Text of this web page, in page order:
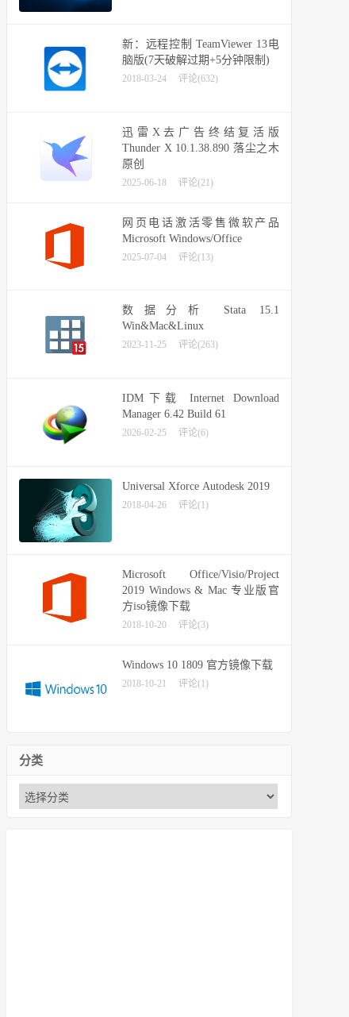
新：远程控制 TeamViewer 13电
脑版(7天破解过期+5分钟限制)
2018-03-24 评论(632)
迅雷X去广告终结复活版
Thunder X 10.1.38.890 落尘之木
原创
2025-06-18 评论(21)
网页电话激活零售微软产品
Microsoft Windows/Office
2025-07-04 评论(13)
数据分析 Stata 15.1
Win&Mac&Linux
2023-11-25 评论(263)
IDM下载 Internet Download
Manager 6.42 Build 61
2026-02-25 评论(6)
Universal Xforce Autodesk 2019
2018-04-26 评论(1)
Microsoft Office/Visio/Project
2019 Windows & Mac 专业版官
方iso镜像下载
2018-10-20 评论(3)
Windows 10 1809 官方镜像下载
2018-10-21 评论(1)
分类